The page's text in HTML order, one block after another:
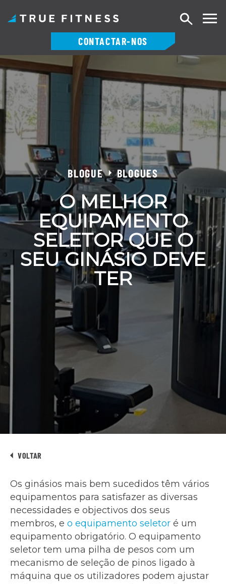
Saltar
para
conteúdo
CONTACTAR-NOS
Pesquisar
BLOGUE BLOGUES
O MELHOR
EQUIPAMENTO
SELETOR QUE O
SEU GINÁSIO DEVE
TER
VOLTAR
Os ginásios mais bem sucedidos têm vários
equipamentos para satisfazer as diversas
necessidades e objectivos dos seus
membros, e o equipamento seletor é um
equipamento obrigatório. O equipamento
seletor tem uma pilha de pesos com um
mecanismo de seleção de pinos ligado à
máquina que os utilizadores podem ajustar